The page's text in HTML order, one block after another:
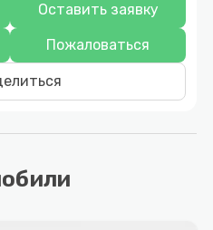
Оставить заявку
Пожаловаться